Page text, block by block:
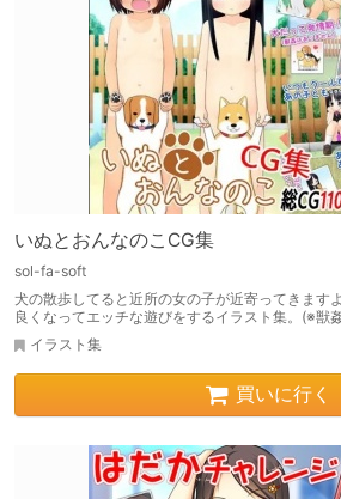
いぬとおんなのこCG集
sol-fa-soft
犬の散歩してると近所の女の子が近寄ってきます
良くなってエッチな遊びをするイラスト集。(※獣
イラスト集
買いに行く